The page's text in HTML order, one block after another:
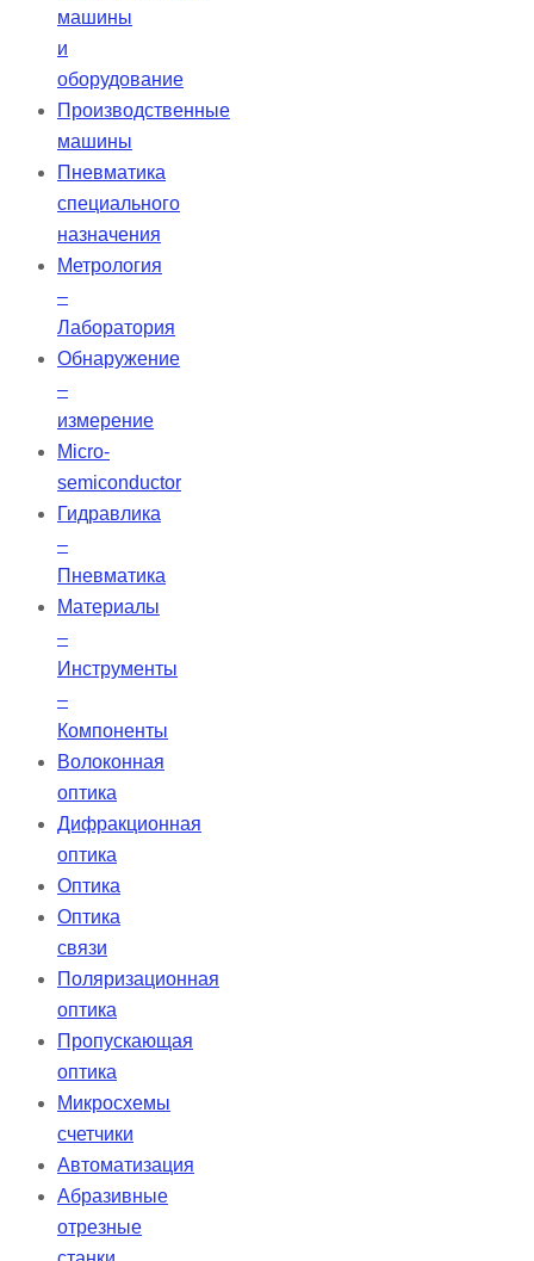
машины
и
оборудование
Производственные
машины
Пневматика
специального
назначения
Метрология
–
Лаборатория
Обнаружение
–
измерение
Micro-
semiconductor
Гидравлика
–
Пневматика
Материалы
–
Инструменты
–
Компоненты
Волоконная
оптика
Дифракционная
оптика
Оптика
Оптика
связи
Поляризационная
оптика
Пропускающая
оптика
Микросхемы
счетчики
Автоматизация
Абразивные
отрезные